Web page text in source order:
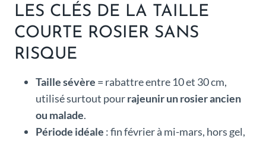
LES CLÉS DE LA TAILLE
COURTE ROSIER SANS
RISQUE
Taille sévère = rabattre entre 10 et 30 cm,
utilisé surtout pourrajeunir un rosier ancien
ou malade.
Période idéale : fin février à mi-mars, hors gel,